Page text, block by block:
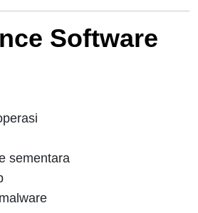
Software
sementara